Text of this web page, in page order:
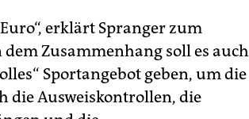
erklärt Spranger zum
Zusammenhang soll es auch
Sportangebot geben, um die
die Ausweiskontrollen, die